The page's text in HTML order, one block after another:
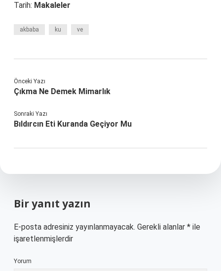
Tarih: Makaleler
akbaba ku ve
Önceki Yazı
Çıkma Ne Demek Mimarlık
Sonraki Yazı
Bıldırcın Eti Kuranda Geçiyor Mu
Bir yanıt yazın
E-posta adresiniz yayınlanmayacak. Gerekli alanlar * ile
işaretlenmişlerdir
Yorum